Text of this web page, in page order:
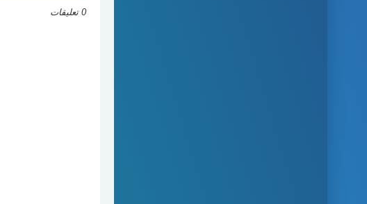
0 تعليقات